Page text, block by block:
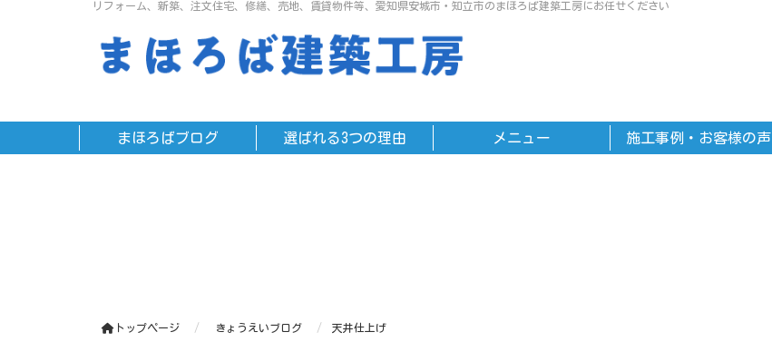
リフォーム、新築、注文住宅、修繕、売地、賃貸物件等、愛知県安城市・知立市のまほろば建築工房にお任せください
まほろばブログ 選ばれる3つの理由 メニュー 施工事例・お客様の声
トップページ きょうえいブログ 天井仕上げ